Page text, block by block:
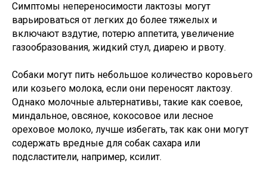
Симптомы непереносимости лактозы могут
варьироваться от легких до более тяжелых и
включают вздутие, потерю аппетита, увеличение
газообразования, жидкий стул, диарею и рвоту.
Собаки могут пить небольшое количество коровьего
или козьего молока, если они переносят лактозу.
Однако молочные альтернативы, такие как соевое,
миндальное, овсяное, кокосовое или лесное
ореховое молоко, лучше избегать, так как они могут
содержать вредные для собак сахара или
подсластители, например, ксилит.